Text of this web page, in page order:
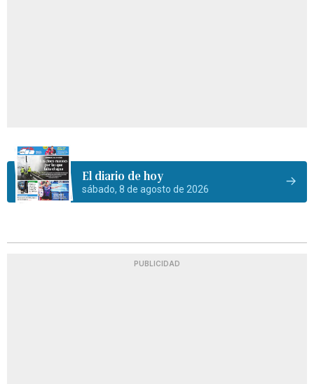
El diario de hoy
sábado, 8 de agosto de 2026
PUBLICIDAD